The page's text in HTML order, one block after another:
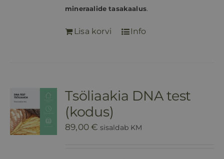
mineraalide tasakaalus.
Lisa korvi Info
Tsöliaakia DNA test
(kodus)
89,00€ sisaldab KM